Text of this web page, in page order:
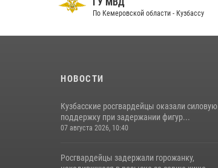
По Кемеровской области - Кузбассу
НОВОСТИ
Кузбасские росгвардейцы оказали силовую
поддержку при задержании фигур...
07 августа 2026, 10:40
Росгвардейцы задержали горожанку,